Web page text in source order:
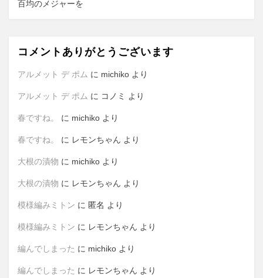
百均のメジャーを
コメントありがとうございます
アルメット デ ポム に michiko より
アルメット デ ポム に コノミ より
春ですね。 に michiko より
春ですね。 に レモンちゃん より
大根の漬物 に michiko より
大根の漬物 に レモンちゃん より
模様編みミトン に 匿名 より
模様編みミトン に レモンちゃん より
編んでしまった に michiko より
編んでしまった に レモンちゃん より